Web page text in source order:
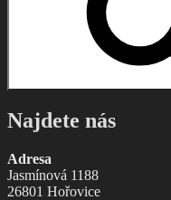
Najdete nás
Adresa
Jasmínová 1188
26801 Hořovice